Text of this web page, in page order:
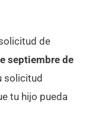
de
septiembre de
solicitud
tu hijo pueda